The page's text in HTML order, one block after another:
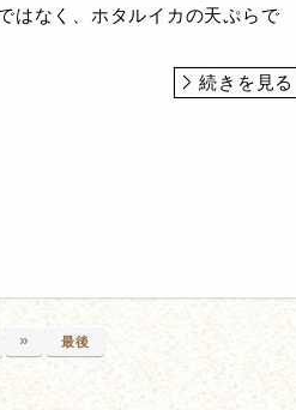
はなく、ホタルイカの天ぷらで
続きを見る
» 最後